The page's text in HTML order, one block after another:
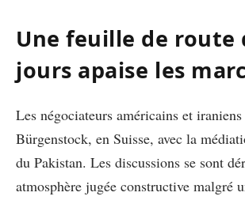
Une feuille de route
jours apaise les
Les négociateurs américains et
Bürgenstock, en Suisse, avec la
du Pakistan. Les discussions se sont
atmosphère jugée constructive malgré